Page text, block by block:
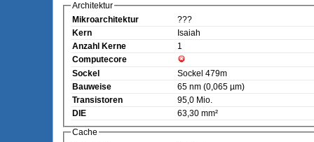
Architektur
Mikroarchitektur
???
Kern
Isaiah
Anzahl Kerne
1
Computecore
Sockel
Sockel 479m
Bauweise
65 nm (0,065 µm)
Transistoren
95,0 Mio.
DIE
63,30 mm²
Cache